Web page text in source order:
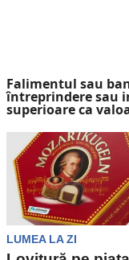
Falimentul sau
întreprindere sau
superioare ca
LUMEA LA ZI